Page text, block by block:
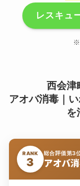
レスキュ
※
西会
アオバ消毒｜
を
RANK
3
総合評価第3
アオバ